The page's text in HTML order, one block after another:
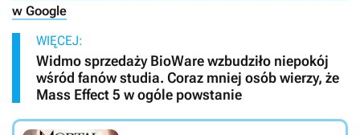
w Google
WIĘCEJ:
Widmo sprzedaży BioWare wzbudziło niepokój
wśród fanów studia. Coraz mniej osób wierzy, że
Mass Effect 5 w ogóle powstanie